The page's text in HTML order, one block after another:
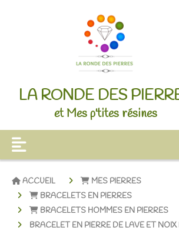
LA RONDE DES
et Mes p'tites résines
ACCUEIL
MES PIERRES
BRACELETS EN PIERRES
BRACELETS HOMMES EN PIERRES
BRACELET EN PIERRE DE LAVE ET